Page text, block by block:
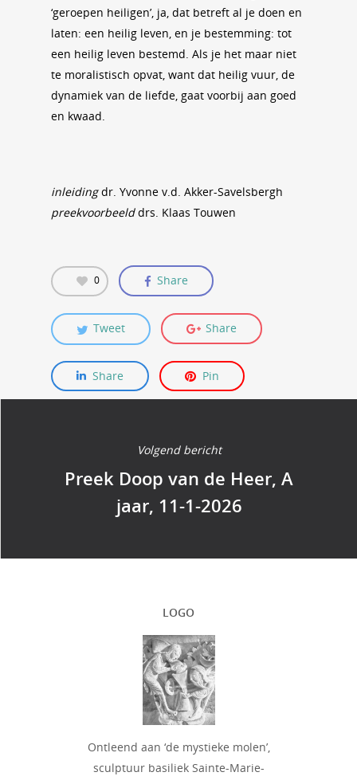
‘geroepen heiligen’, ja, dat betreft al je doen en
laten: een heilig leven, en je bestemming: tot
een heilig leven bestemd. Als je het maar niet
te moralistisch opvat, want dat heilig vuur, de
dynamiek van de liefde, gaat voorbij aan goed
en kwaad.
inleidingdr. Yvonne v.d. Akker-Savelsbergh
preekvoorbeelddrs. Klaas Touwen
0 Share
Tweet Share
Share Pin
Volgend bericht
Preek Doop van de Heer, A
jaar, 11-1-2026
LOGO
Ontleend aan ‘de mystieke molen’,
sculptuur basiliek Sainte-Marie-